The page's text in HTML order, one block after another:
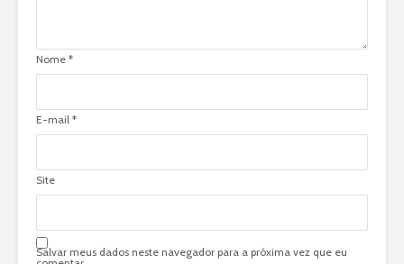
Nome *
E-mail *
Site
Salvar meus dados neste navegador para a próxima vez que eu